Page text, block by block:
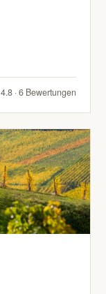
4.8 · 6 Bewertungen